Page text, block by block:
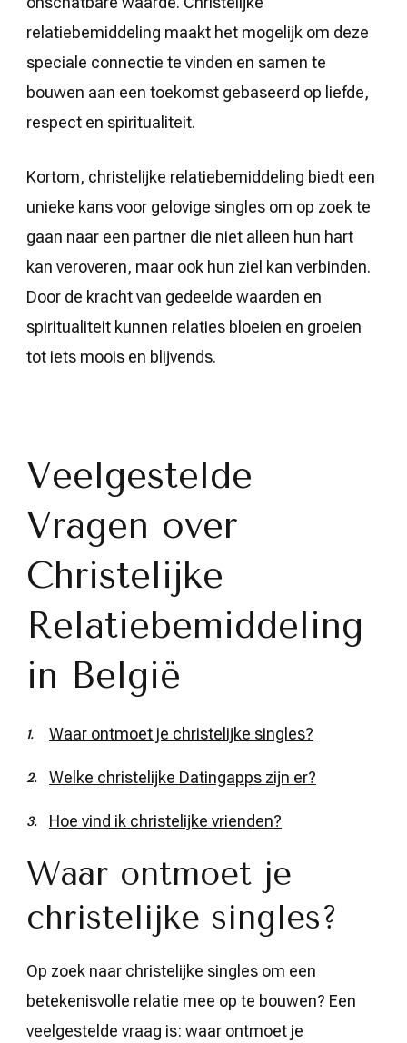
relatiebemiddeling maakt het mogelijk om deze
speciale connectie te vinden en samen te
bouwen aan een toekomst gebaseerd op liefde,
respect en spiritualiteit.
Kortom, christelijke relatiebemiddeling biedt een
unieke kans voor gelovige singles om op zoek te
gaan naar een partner die niet alleen hun hart
kan veroveren, maar ook hun ziel kan verbinden.
Door de kracht van gedeelde waarden en
spiritualiteit kunnen relaties bloeien en groeien
tot iets moois en blijvends.
Veelgestelde
Vragen over
Christelijke
Relatiebemiddeling
in België
Waar ontmoet je christelijke singles?
Welke christelijke Datingapps zijn er?
Hoe vind ik christelijke vrienden?
Waar ontmoet je
christelijke singles?
Op zoek naar christelijke singles om een
betekenisvolle relatie mee op te bouwen? Een
veelgestelde vraag is: waar ontmoet je